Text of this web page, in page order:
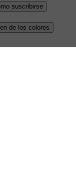
suscribirse
de los colores